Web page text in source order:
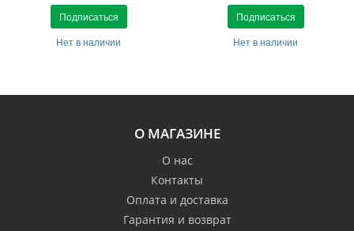
Подписаться
Нет в наличии
Подписаться
Нет в наличии
О МАГАЗИНЕ
О нас
Контакты
Оплата и доставка
Гарантия и возврат